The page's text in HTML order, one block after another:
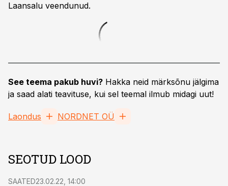
Laansalu veendunud.
See teema pakub huvi? Hakka neid märksõnu jälgima
ja saad alati teavituse, kui sel teemal ilmub midagi uut!
Laondus NORDNET OÜ
SEOTUD LOOD
SAATED23.02.22, 14:00